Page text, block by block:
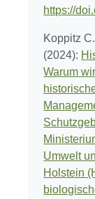
https://
Koppitz
(2024):
Warum
Umwelt
Holstein